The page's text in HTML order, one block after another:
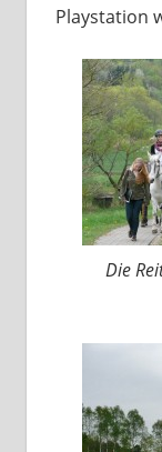
Playstation
Die